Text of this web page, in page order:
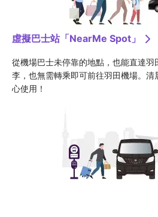
虛擬巴士站「NearMe Spot」
從機場巴士未停靠的地點，也能直達
李，也無需轉乘即可前往羽田機場。
心使用！